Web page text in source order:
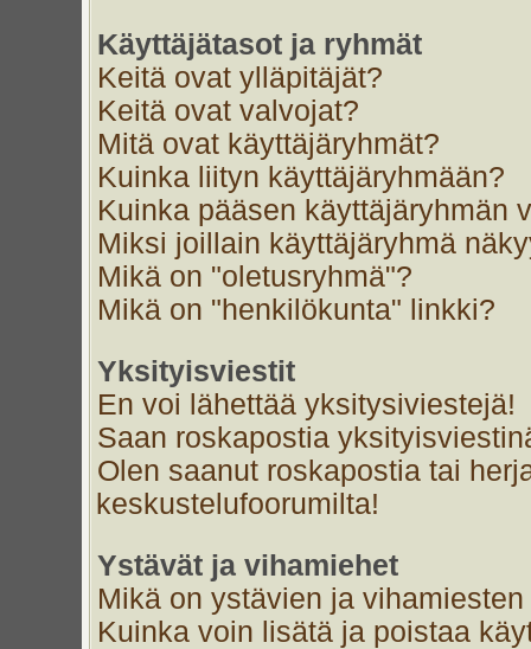
Käyttäjätasot ja ryhmät
Keitä ovat ylläpitäjät?
Keitä ovat valvojat?
Mitä ovat käyttäjäryhmät?
Kuinka liityn käyttäjäryhmään?
Kuinka pääsen käyttäjäryhmän
Miksi joillain käyttäjäryhmä
Mikä on "oletusryhmä"?
Mikä on "henkilökunta" linkki?
Yksityisviestit
En voi lähettää yksitysiviestejä!
Saan roskapostia
Olen saanut roskapostia tai
keskustelufoorumilta!
Ystävät ja vihamiehet
Mikä on ystävien ja
Kuinka voin lisätä ja poistaa